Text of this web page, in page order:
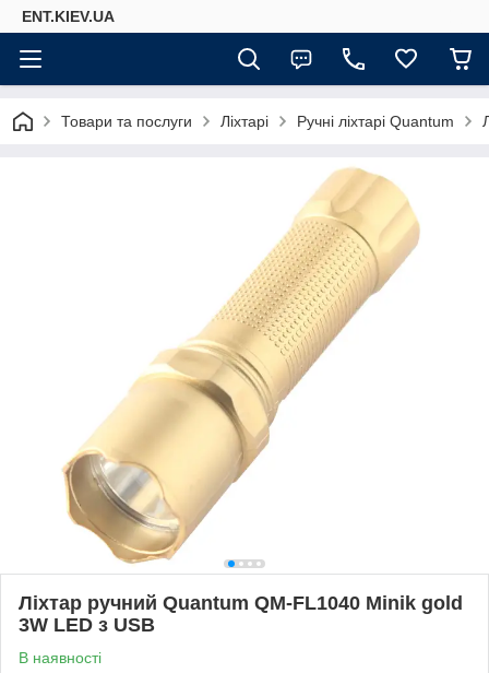
ENT.KIEV.UA
Товари та послуги Ліхтарі Ручні ліхтарі Quantum
Ліхтар ручний Quantum QM-FL1040 Minik gold
3W LED з USB
В наявності